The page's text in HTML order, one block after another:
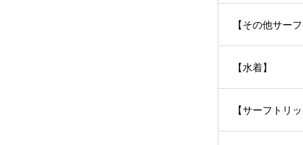
【その他サーフ
【水着】
【サーフトリ